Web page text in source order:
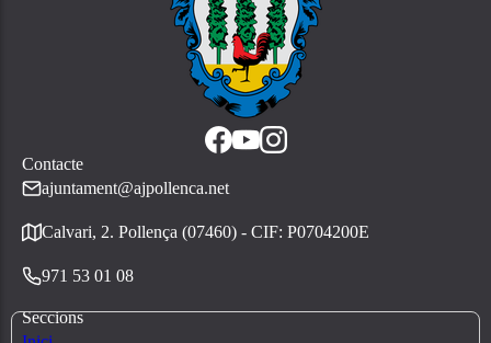
Contacte
ajuntament@ajpollenca.net
Calvari, 2. Pollença (07460) - CIF: P0704200E
971 53 01 08
Seccions